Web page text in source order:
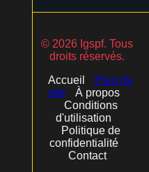
© 2026 Igspf. Tous
droits réservés.
Accueil
Plan du
site
À propos
Conditions
d'utilisation
Politique de
confidentialité
Contact